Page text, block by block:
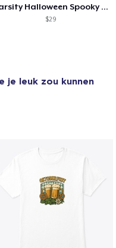
Varsity Halloween Spooky Season Letter
$29
je leuk zou kunnen